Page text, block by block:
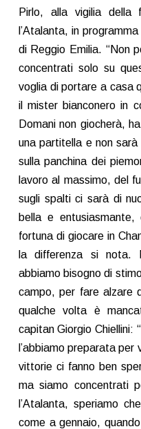
Pirlo, alla vigilia della
l’Atalanta, in
di Reggio Emilia. “Non
concentrati solo su
voglia di portare a casa
il mister bianconero in
Domani non giocherà,
una partitella e non
sulla panchina dei
lavoro al massimo, del
sugli spalti ci sarà di
bella e entusiasmante,
fortuna di giocare in
la differenza si nota.
abbiamo bisogno di
campo, per fare alzare
qualche volta è
capitan Giorgio Chiellini:
l’abbiamo preparata
vittorie ci fanno ben
ma siamo concentrati
l’Atalanta, speriamo
come a gennaio,